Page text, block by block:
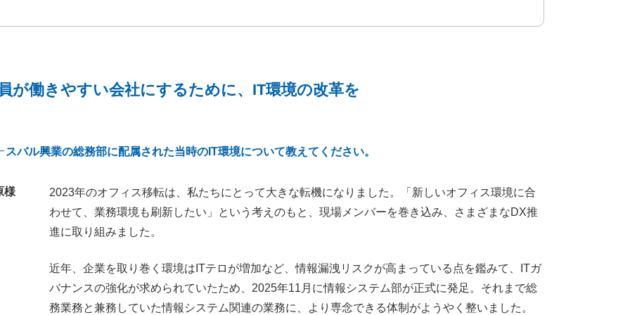
が働きやすい会社にするために、IT環境の改革を
スバル興業の総務部に配属された当時のIT環境について教えてください。
様
2023年のオフィス移転は、私たちにとって大きな転機になりました。「新しいオフィス環境に合
わせて、業務環境も刷新したい」という考えのもと、現場メンバーを巻き込み、さまざまなDX推
進に取り組みました。
近年、企業を取り巻く環境はITテロが増加など、情報漏洩リスクが高まっている点を鑑みて、ITガ
バナンスの強化が求められていたため、2025年11月に情報システム部が正式に発足。それまで総
務業務と兼務していた情報システム関連の業務に、より専念できる体制がようやく整いました。